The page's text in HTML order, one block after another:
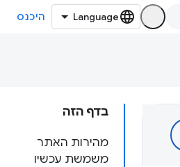
היכנס
בדף הזה
מהירות האתר
משמשת עכשיו